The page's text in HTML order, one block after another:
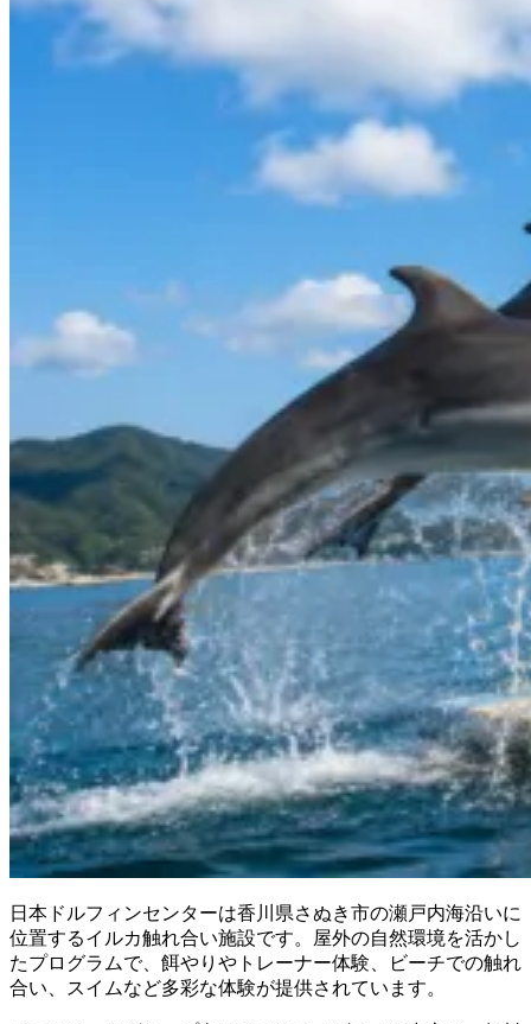
日本ドルフィンセンターは香川県さぬき市の瀬戸内海沿いに
位置するイルカ触れ合い施設です。屋外の自然環境を活かし
たプログラムで、餌やりやトレーナー体験、ビーチでの触れ
合い、スイムなど多彩な体験が提供されています。